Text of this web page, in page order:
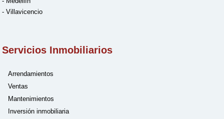
- Villavicencio
Servicios Inmobiliarios
Arrendamientos
Ventas
Mantenimientos
Inversión inmobiliaria